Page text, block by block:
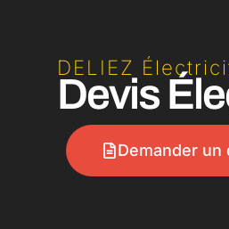
DELIEZ
Devis
Demander